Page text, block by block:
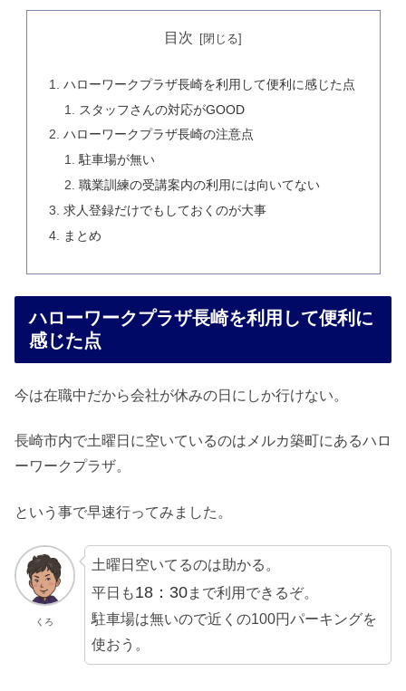
目次
ハローワークプラザ長崎を利用して便利に感じた点
スタッフさんの対応がGOOD
ハローワークプラザ長崎の注意点
駐車場が無い
職業訓練の受講案内の利用には向いてない
求人登録だけでもしておくのが大事
まとめ
ハローワークプラザ長崎を利用して便利に
感じた点
今は在職中だから会社が休みの日にしか行けない。
長崎市内で土曜日に空いているのはメルカ築町にあるハロ
ーワークプラザ。
という事で早速行ってみました。
くろ
土曜日空いてるのは助かる。
平日も18：30まで利用できるぞ。
駐車場は無いので近くの100円パーキングを
使おう。